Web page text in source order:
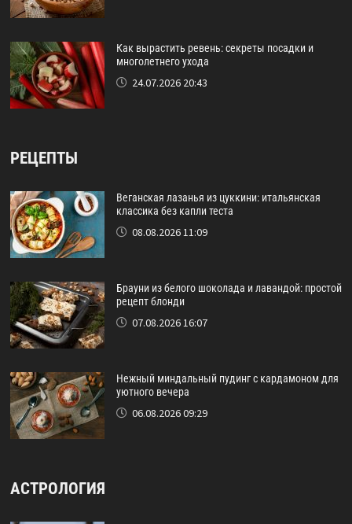
Как вырастить ревень: секреты посадки и
многолетнего ухода
24.07.2026 20:43
РЕЦЕПТЫ
Веганская лазанья из цуккини: итальянская
классика без капли теста
08.08.2026 11:09
Брауни из белого шоколада и лавандой: простой
рецепт блонди
07.08.2026 16:07
Нежный миндальный пудинг с кардамоном для
уютного вечера
06.08.2026 09:29
АСТРОЛОГИЯ